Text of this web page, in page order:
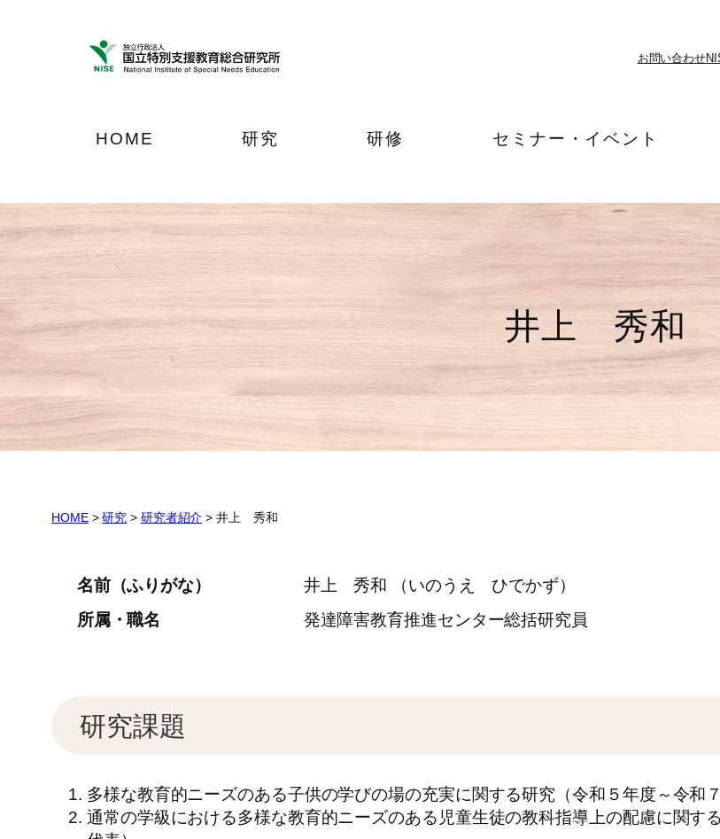
ジ
ャ
へ
ジ
プ
お問い合わせ
HOME 研究 研修 セミナー・イベント
井上 秀和
HOME>研究 > 研究者紹介 >井上 秀和
名前（ふりがな）
井上 秀和 （いのうえ ひでかず）
所属・職名
発達障害教育推進センター総括研究員
研究課題
多様な教育的ニーズのある子供の学びの場の充実に関する研究（令和５年度～令
通常の学級における多様な教育的ニーズのある児童生徒の教科指導上の配慮に関